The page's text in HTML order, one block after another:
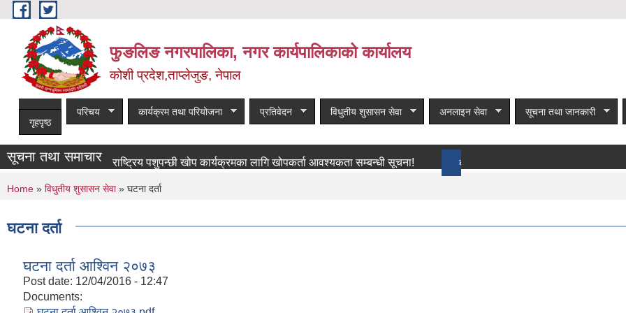
Skip to main content
फुङलिङ नगरपालिका, नगर कार्यपालिकाको कार्यालय
कोशी प्रदेश,ताप्लेजुङ, नेपाल
गृहपृष्ठ
परिचय कार्यक्रम तथा परियोजना प्रतिवेदन विधुतीय शुसासन सेवा अनलाइन सेवा सूचना तथा जानकारी
सूचना तथा समाचारराष्ट्रिय पशुपन्छी खोप कार्यक्रमका लागि खोपकर्ता आवश्यकता सम्बन्धी सूचना! बाँकी समाचार
You are here
Home » विधुतीय शुसासन सेवा» घटना दर्ता
घटना दर्ता
घटना दर्ता आश्विन २०७३
Post date: 12/04/2016 - 12:47
Documents: